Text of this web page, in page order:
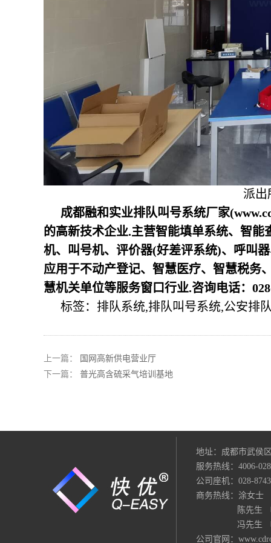
派出
成都融和实业排队叫号系统厂家
的高新技术企业.主营智能填单系统、智
机、叫号机、评价器(好差评系统)、呼叫
应用于不动产登记、智慧医疗、智慧税务
慧机关单位等服务窗口行业.咨询电话：
标签：排队系统,排队叫号系统,公安排
上一篇：
国网高新供电营业厅
下一篇： 普光高含硫采气培训基地
地址：成都市武侯
服务热线：4006-
公司座机：028-
商务热线：涂女士
陈先生 电话
冯先生 电话：
公司官网：